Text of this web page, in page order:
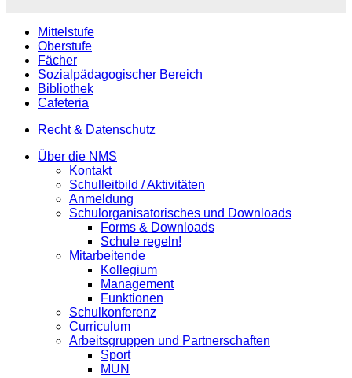
Mittelstufe
Oberstufe
Fächer
Sozialpädagogischer Bereich
Bibliothek
Cafeteria
Recht & Datenschutz
Über die NMS
Kontakt
Schulleitbild / Aktivitäten
Anmeldung
Schulorganisatorisches und Downloads
Forms & Downloads
Schule regeln!
Mitarbeitende
Kollegium
Management
Funktionen
Schulkonferenz
Curriculum
Arbeitsgruppen und Partnerschaften
Sport
MUN